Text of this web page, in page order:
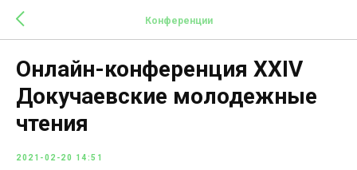
Конференции
Онлайн-конференция XXIV
Докучаевские молодежные
чтения
2021-02-20 14:51